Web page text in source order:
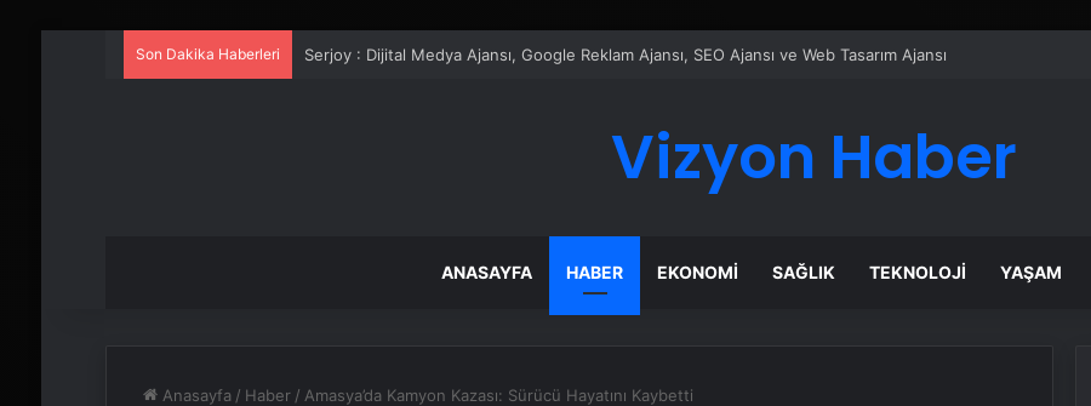
Son Dakika Haberleri UETDS Nedir ? Uetds.com İle Akıllı Dijital Taşımacılık Yazılımı
Vizyon Haber
ANASAYFA HABER EKONOMI SAĞLIK TEKNOLOJI YAŞAM
Anasayfa / Haber / Amasya’da Kamyon Kazası: Sürücü Hayatını Kaybetti